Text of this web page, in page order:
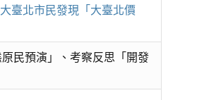
臺北市民發現「大臺北價
民預演」、考察反思「開發